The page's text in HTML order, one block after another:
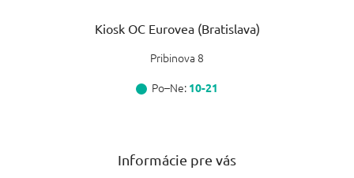
Kiosk OC Eurovea (Bratislava)
Pribinova 8
Po–Ne: 10-21
Informácie pre vás